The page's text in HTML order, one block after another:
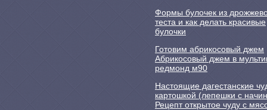
Формы булочек из
теста и как делать красивые
булочки
Готовим абрикосовый джем
Абрикосовый джем в
редмонд м90
Настоящие дагестанские
картошкой (лепешки с
Рецепт открытое чуду с